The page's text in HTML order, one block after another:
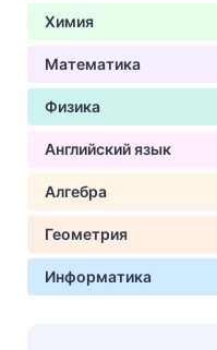
Химия
Математика
Физика
Английский язык
Алгебра
Геометрия
Информатика